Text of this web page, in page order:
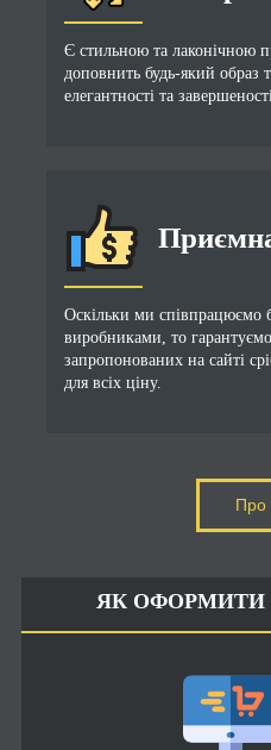
Є стильною та лаконічною
доповнить будь-який образ
елегантності та завершеності.
Оскільки ми співпрацюємо
виробниками, то
запропонованих на сайті
для всіх ціну.
Про
ЯК ОФОРМИТИ